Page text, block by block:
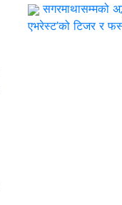
सगरमाथासम्मको
एभरेस्ट’को टिजर र